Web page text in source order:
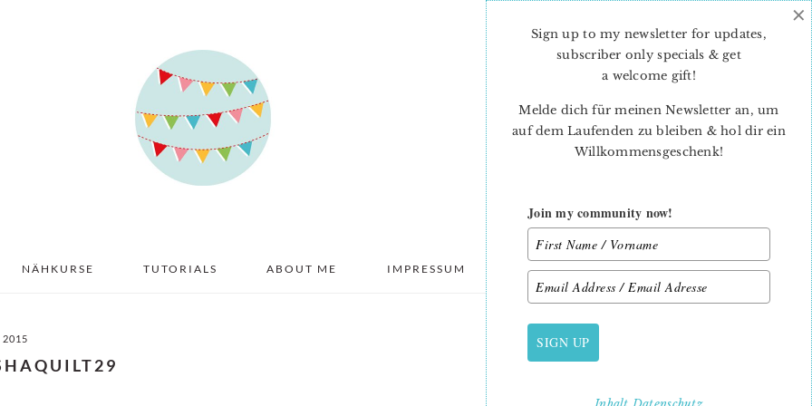
NÄHKURSE TUTORIALS ABOUT ME IMPRESSUM DATENSCHUTZ
2015
PRIMARY
SIDEBAR
Sign up to my newsletter for updates,
subscriber only specials & get
a welcome gift!
Melde dich für meinen Newsletter an, um
auf dem Laufenden zu bleiben & hol dir ein
Willkommensgeschenk!
Join my community now!
SIGN UP
×